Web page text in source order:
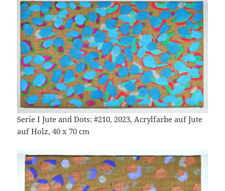
Serie I Jute and Dots: #210, 2023, Acrylfarbe auf Jute
auf Holz, 40 x 70 cm